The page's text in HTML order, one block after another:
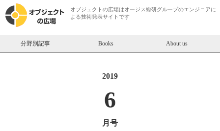
オブジェクトの広場はオージス総研グループのエンジニアに
よる技術発表サイトです
分野別記事 Books About us
2019
6
月号